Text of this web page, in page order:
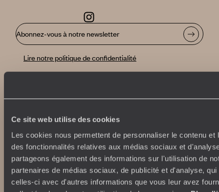
Ce site web utilise des cookies
Les cookies nous permettent de personnaliser le contenu et
des fonctionnalités relatives aux médias sociaux et
partageons également des informations sur l'utilisation de
partenaires de médias sociaux, de publicité et d'analyse,
celles-ci avec d'autres informations que vous leur avez
Abonnez-vous à notre newsletter
Lire notre politique de confidentialité
Nos engagements
100% carbone absorbé
Qui sommes-nous ?
Où nous trouver ?
Idées voyages
On part où ?
Vacances en famille
Week-end en amoureux
Vacances d’été
Croisière
Voyage de luxe